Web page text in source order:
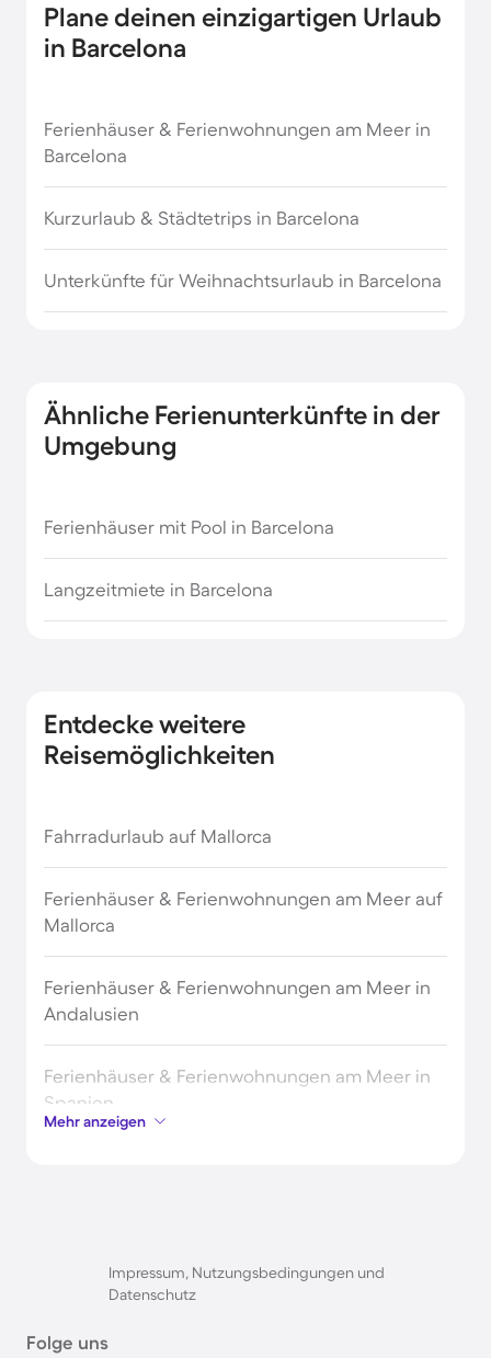
Plane deinen einzigartigen Urlaub
in Barcelona
Ferienhäuser & Ferienwohnungen am Meer in
Barcelona
Kurzurlaub & Städtetrips in Barcelona
Unterkünfte für Weihnachtsurlaub in Barcelona
Ähnliche Ferienunterkünfte in der
Umgebung
Ferienhäuser mit Pool in Barcelona
Langzeitmiete in Barcelona
Entdecke weitere
Reisemöglichkeiten
Fahrradurlaub auf Mallorca
Ferienhäuser & Ferienwohnungen am Meer auf
Mallorca
Ferienhäuser & Ferienwohnungen am Meer in
Andalusien
Ferienhäuser & Ferienwohnungen am Meer in
Spanien
Partyurlaub in Lloret de Mar
Partyurlaub in Spanien
Mehr anzeigen
Impressum, Nutzungsbedingungen und
Datenschutz
Folge uns